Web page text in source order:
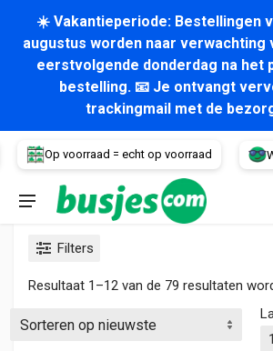
☀️ Vakantieperiode: Bestellingen
augustus worden naar verwachting
eerstvolgende donderdag na het
bestelling. 📧 Je ontvangt
trackingmail met de
Op voorraad = echt op voorraad Wat
Voertuig
Filters
Resultaat 1–12 van de 79 resultaten